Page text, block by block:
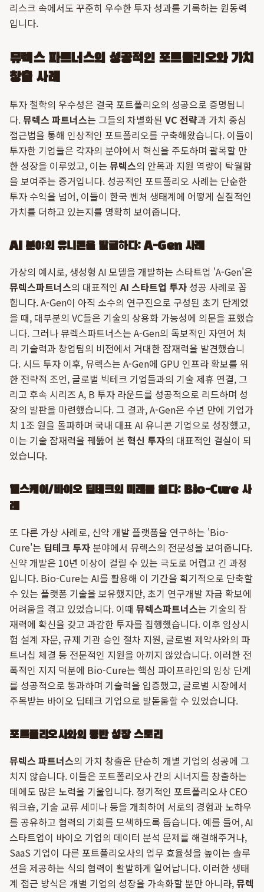
리스크 속에서도 꾸준히 우수한 투자 성과를 기록하는 원동력
입니다.
뮤렉스 파트너스의 성공적인 포트폴리오와 가치
창출 사례
투자 철학의 우수성은 결국 포트폴리오의 성공으로 증명됩니
다.뮤렉스 파트너스는 그들의 차별화된 VC 전략과 가치 중심
접근법을 통해 인상적인 포트폴리오를 구축해왔습니다. 이들이
투자한 기업들은 각자의 분야에서 혁신을 주도하며 괄목할 만
한 성장을 이루었고, 이는 뮤렉스의 안목과 지원 역량이 탁월함
을 보여주는 증거입니다. 성공적인 포트폴리오 사례는 단순한
투자 수익을 넘어, 이들이 한국 벤처 생태계에 어떻게 실질적인
가치를 더하고 있는지를 명확히 보여줍니다.
AI 분야의 유니콘을 발굴하다: A-Gen 사례
가상의 예시로, 생성형 AI 모델을 개발하는 스타트업 'A-Gen'은
뮤렉스파트너스의 대표적인AI 스타트업 투자성공 사례로 꼽
힙니다. A-Gen이 아직 소수의 연구진으로 구성된 초기 단계였
을 때, 대부분의 VC들은 기술의 상용화 가능성에 의문을 표했습
니다. 그러나 뮤렉스파트너스는 A-Gen의 독보적인 자연어 처
리 기술력과 창업팀의 비전에서 거대한 잠재력을 발견했습니
다. 시드 투자 이후, 뮤렉스는 A-Gen에 GPU 인프라 확보를 위
한 전략적 조언, 글로벌 빅테크 기업들과의 기술 제휴 연결, 그
리고 후속 시리즈 A, B 투자 라운드를 성공적으로 리드하며 성
장의 발판을 마련했습니다. 그 결과, A-Gen은 수년 만에 기업가
치 1조 원을 돌파하며 국내 대표 AI 유니콘 기업으로 성장했고,
이는 기술 잠재력을 꿰뚫어 본 혁신 투자의 대표적인 결실이 되
었습니다.
헬스케어/바이오 딥테크의 미래를 열다: Bio-Cure 사
례
또 다른 가상 사례로, 신약 개발 플랫폼을 연구하는 'Bio-
Cure'는 딥테크 투자 분야에서 뮤렉스의 전문성을 보여줍니다.
신약 개발은 10년 이상이 걸릴 수 있는 극도로 어렵고 긴 과정
입니다. Bio-Cure는 AI를 활용해 이 기간을 획기적으로 단축할
수 있는 플랫폼 기술을 보유했지만, 초기 연구개발 자금 확보에
어려움을 겪고 있었습니다. 이때 뮤렉스파트너스는 기술의 잠
재력에 확신을 갖고 과감한 투자를 집행했습니다. 이후 임상시
험 설계 자문, 규제 기관 승인 절차 지원, 글로벌 제약사와의 파
트너십 체결 등 전문적인 지원을 아끼지 않았습니다. 이러한 전
폭적인 지지 덕분에 Bio-Cure는 핵심 파이프라인의 임상 단계
를 성공적으로 통과하며 기술력을 입증했고, 글로벌 시장에서
주목받는 바이오 딥테크 기업으로 발돋움할 수 있었습니다.
포트폴리오사와의 동반 성장 스토리
뮤렉스 파트너스의 가치 창출은 단순히 개별 기업의 성공에 그
치지 않습니다. 이들은 포트폴리오사 간의 시너지를 창출하는
데에도 많은 노력을 기울입니다. 정기적인 포트폴리오사 CEO
워크숍, 기술 교류 세미나 등을 개최하여 서로의 경험과 노하우
를 공유하고 협력의 기회를 모색하도록 돕습니다. 예를 들어, AI
스타트업이 바이오 기업의 데이터 분석 문제를 해결해주거나,
SaaS 기업이 다른 포트폴리오사의 업무 효율성을 높이는 솔루
션을 제공하는 식의 협력이 활발하게 일어납니다. 이러한 생태
계 접근 방식은 개별 기업의 성장을 가속화할 뿐만 아니라,뮤렉